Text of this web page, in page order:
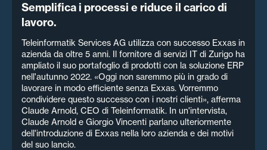
Semplifica i processi e riduce il carico di
lavoro.
Teleinformatik Services AG utilizza con successo Exxas in
azienda da oltre 5 anni. Il fornitore di servizi IT di Zurigo ha
ampliato il suo portafoglio di prodotti con la soluzione ERP
nell'autunno 2022. «Oggi non saremmo più in grado di
lavorare in modo efficiente senza Exxas. Vorremmo
condividere questo successo con i nostri clienti», afferma
Claude Arnold, CEO di Teleinformatik. In un'intervista,
Claude Arnold e Giorgio Vincenti parlano ulteriormente
dell'introduzione di Exxas nella loro azienda e dei motivi
del suo lancio.